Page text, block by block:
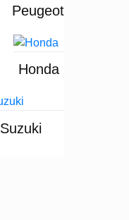
Peugeot
Honda
Suzuki